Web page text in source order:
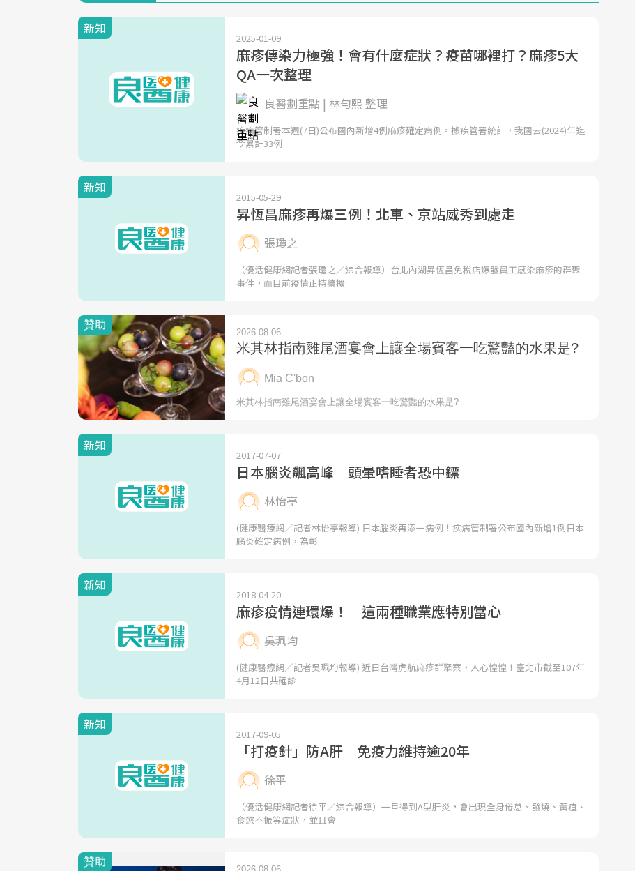
新知
2025-01-09
麻疹傳染力極強！會有什麼症狀？疫苗哪裡打？麻疹5大
QA一次整理
良醫劃重點 | 林勻熙 整理
疾病管制署本週(7日)公布國內新增4例麻疹確定病例。據疾管署統計，我國去(2024)年迄
今累計33例
新知
2015-05-29
昇恆昌麻疹再爆三例！北車、京站威秀到處走
張瓊之
（優活健康網記者張瓊之／綜合報導）台北內湖昇恆昌免稅店爆發員工感染麻疹的群聚
事件，而目前疫情正持續擴
新知
2017-07-07
日本腦炎飆高峰 頭暈嗜睡者恐中鏢
林怡亭
(健康醫療網／記者林怡亭報導) 日本腦炎再添一病例！疾病管制署公布國內新增1例日本
腦炎確定病例，為彰
新知
2018-04-20
麻疹疫情連環爆！ 這兩種職業應特別當心
吳珮均
(健康醫療網／記者吳珮均報導) 近日台灣虎航麻疹群聚案，人心惶惶！臺北市截至107年
4月12日共確診
新知
2017-09-05
「打疫針」防A肝 免疫力維持逾20年
徐平
（優活健康網記者徐平／綜合報導）一旦得到A型肝炎，會出現全身倦怠、發燒、黃疸、
食慾不振等症狀，並且會